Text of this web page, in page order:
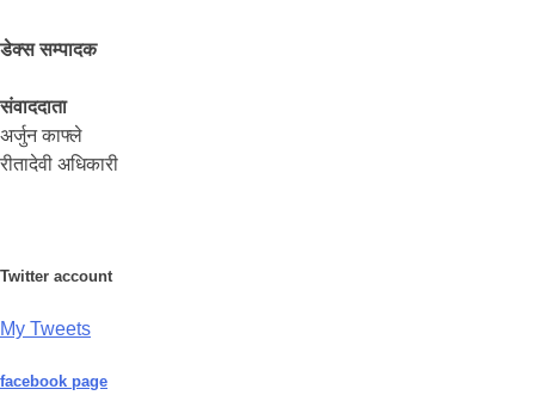
डेक्स सम्पादक
संवाददाता
अर्जुन काफ्ले
रीतादेवी अधिकारी
Twitter account
My Tweets
facebook page